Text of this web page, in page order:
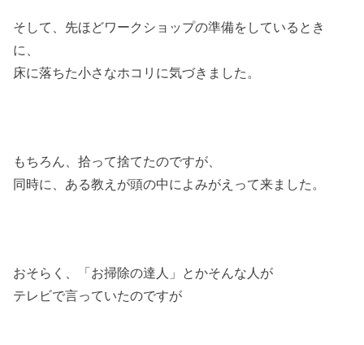
そして、先ほどワークショップの準備をしているとき
に、
床に落ちた小さなホコリに気づきました。
もちろん、拾って捨てたのですが、
同時に、ある教えが頭の中によみがえって来ました。
おそらく、「お掃除の達人」とかそんな人が
テレビで言っていたのですが